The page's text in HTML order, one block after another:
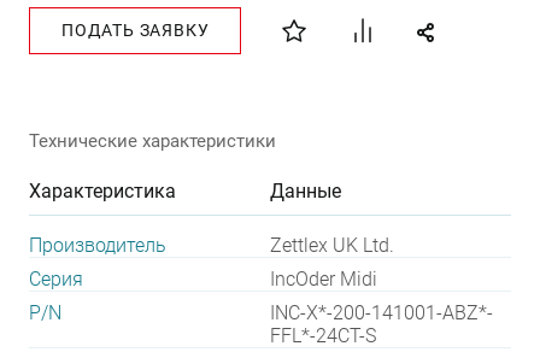
ПОДАТЬ ЗАЯВКУ
Технические характеристики
Характеристика Данные
Производитель
Zettlex UK Ltd.
Серия
IncOder Midi
P/N
INC-X*-200-141001-ABZ*-
FFL*-24CT-S